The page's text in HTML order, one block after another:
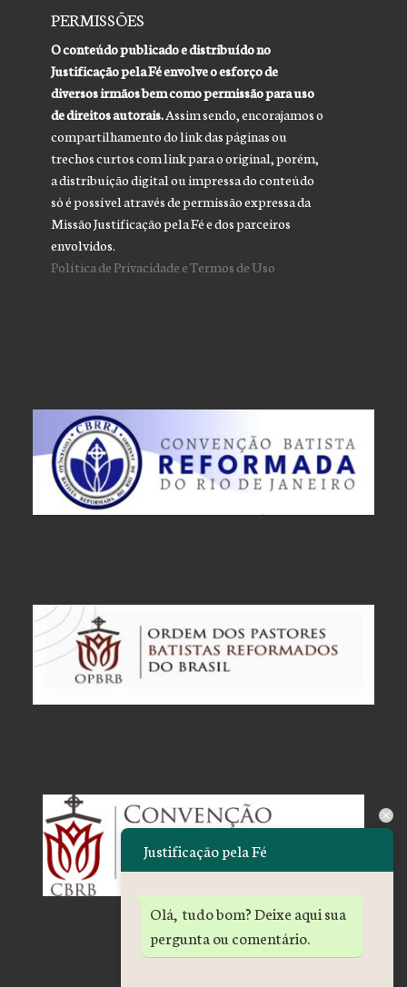
PERMISSÕES
O conteúdo publicado e distribuído no
Justificação pela Fé envolve o esforço de
diversos irmãos bem como permissão para uso
de direitos autorais.Assim sendo, encorajamos o
compartilhamento do link das páginas ou
trechos curtos com link para o original, porém,
a distribuição digital ou impressa do conteúdo
só é possível através de permissão expressa da
Missão Justificação pela Fé e dos parceiros
envolvidos.
Política de Privacidade e Termos de Uso
Justificação pela Fé
Olá, tudo bom? Deixe aqui sua
pergunta ou comentário.